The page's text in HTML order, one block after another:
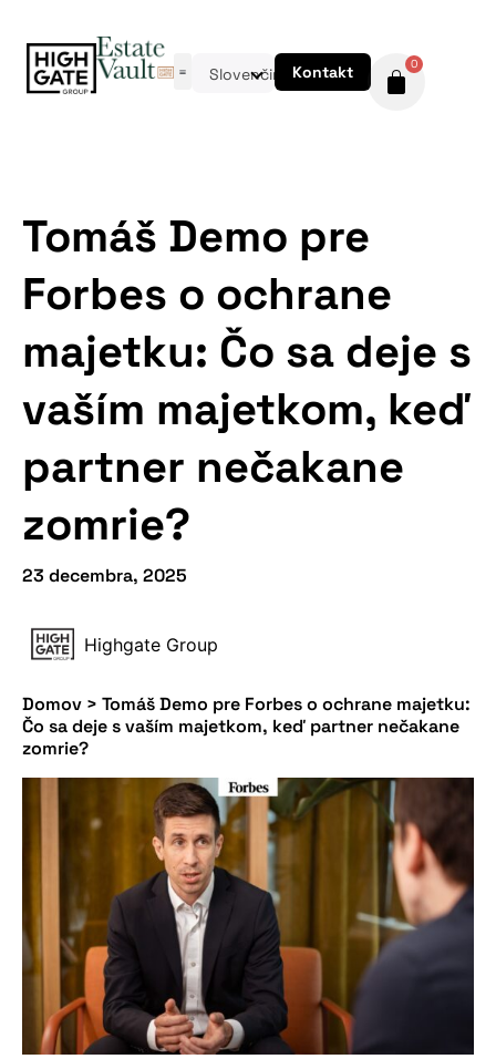
Slovenčina Kontakt 0
Tomáš Demo pre
Forbes o ochrane
majetku: Čo sa deje s
vaším majetkom, keď
partner nečakane
zomrie?
23 decembra, 2025
Highgate Group
Domov > Tomáš Demo pre Forbes o ochrane majetku:
Čo sa deje s vaším majetkom, keď partner nečakane
zomrie?